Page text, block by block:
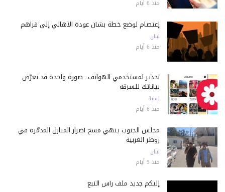
منذ 6 أيام
إعتصام لوضع خطة بشأن عودة الأهالي إلى قراهم
لبنان
منذ 6 أيام
تحذير لمستخدمي الهواتف.. صورة واحدة قد تعرّض
بياناتك للسرقة
تقنية
منذ 6 أيام
مجلس الجنوب ينهي مسح أضرار المنازل المدمّرة في
زوطر الغربية
لبنان
منذ 5 أيام
إليكم جديد ملف رأس النبع